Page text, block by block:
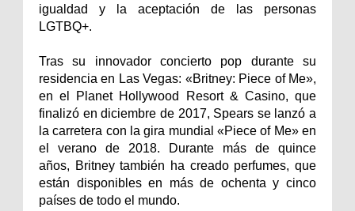
igualdad y la aceptación de las personas
LGTBQ+.
Tras su innovador concierto pop durante su
residencia en Las Vegas: «Britney: Piece of Me»,
en el Planet Hollywood Resort & Casino, que
finalizó en diciembre de 2017, Spears se lanzó a
la carretera con la gira mundial «Piece of Me» en
el verano de 2018. Durante más de quince
años, Britneytambién ha creado perfumes, que
están disponibles en más de ochenta y cinco
países de todo el mundo.